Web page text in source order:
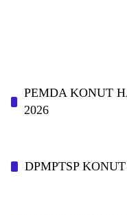
PEMDA KONUT
2026
DPMPTSP